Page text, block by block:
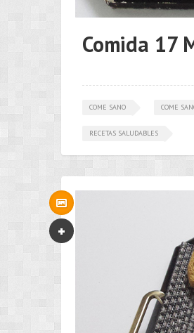
Comida 17
COME SANO COME
RECETAS SALUDABLES